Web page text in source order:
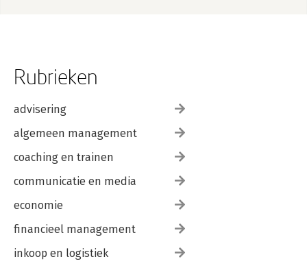
Rubrieken
advisering
algemeen management
coaching en trainen
communicatie en media
economie
financieel management
inkoop en logistiek